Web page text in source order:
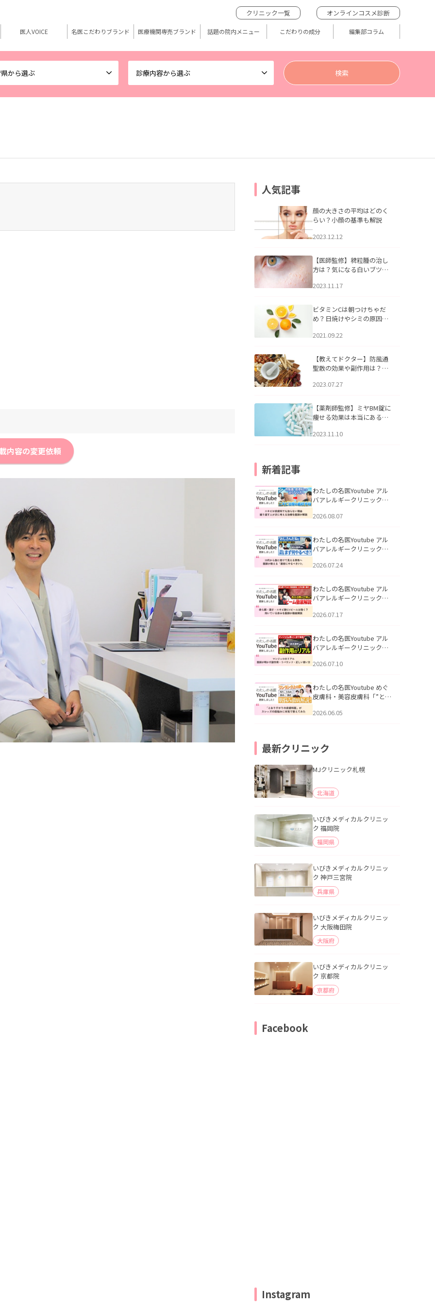
から選ぶ 診療内容から選ぶ
クリニック一覧 オンラインコスメ診断
医人VOICE 名医こだわりブランド 医療機関専売ブランド 話題の院内メニュー こだわりの成分 編集部コラム
内容の変更依頼
人気記事
顔の大きさの平均はどのく
らい？小顔の基準も解説
2023.12.12
【医師監修】稗粒腫の治し
方は？気になる白いブツブ
アについて
2023.11.17
ビタミンCは朝つけちゃだ
め？日焼けやシミの原因に
2021.09.22
【教えてドクター】防風通
聖散の効果や副作用は？長
2023.07.27
【薬剤師監修】ミヤBM錠に
痩せる効果は本当にある
2023.11.10
新着記事
わたしの名医Youtube アル
バアレルギークリニック札
らない理由｜繰り返す人が
説」を公開いたしました。
2026.08.07
わたしの名医Youtube アル
バアレルギークリニック札
える男性へ｜医師が教える
公開いたしました。
2026.07.24
わたしの名医Youtube アル
バアレルギークリニック札
跡にVビームは効く？向いて
説」を公開いたしました。
2026.07.17
わたしの名医Youtube アル
バアレルギークリニック札
医師が明かす副作用・リバ
公開いたしました。
2026.07.10
わたしの名医Youtube めぐ
皮膚科・美容皮膚科「”とお
ッズの肌悩みに本気で答え
2026.06.05
最新クリニック
MJクリニック札幌
北海道
いびきメディカルクリニッ
ク 福岡院
福岡県
いびきメディカルクリニッ
ク 神戸三宮院
兵庫県
いびきメディカルクリニッ
ク 大阪梅田院
大阪府
いびきメディカルクリニッ
ク 京都院
京都府
Facebook
Instagram